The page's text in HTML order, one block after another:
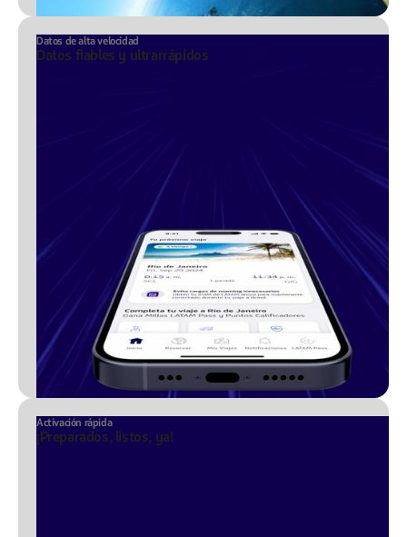
Datos de alta velocidad
Datos fiables y ultrarrápidos
Activación rápida
¡Preparados, listos, ya!